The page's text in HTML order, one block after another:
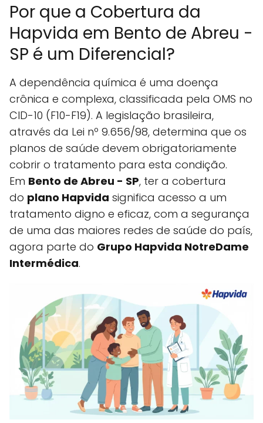
Por que a Cobertura da
Hapvida em Bento de Abreu -
SP é um Diferencial?
A dependência química é uma doença
crônica e complexa, classificada pela OMS no
CID-10 (F10-F19). A legislação brasileira,
através da Lei nº 9.656/98, determina que os
planos de saúde devem obrigatoriamente
cobrir o tratamento para esta condição.
Em Bento de Abreu - SP, ter a cobertura
do plano Hapvida significa acesso a um
tratamento digno e eficaz, com a segurança
de uma das maiores redes de saúde do país,
agora parte do Grupo Hapvida NotreDame
Intermédica.